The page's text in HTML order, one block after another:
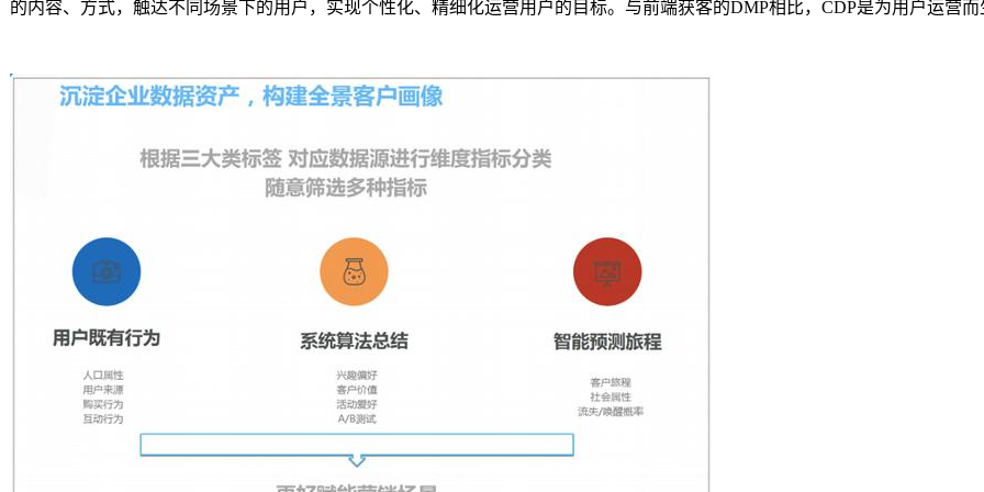
的内容、方式，触达不同场景下的用户，实现个性化、精细化运营用户的目标。与前端获客的DMP相比，CDP是为用户运营而